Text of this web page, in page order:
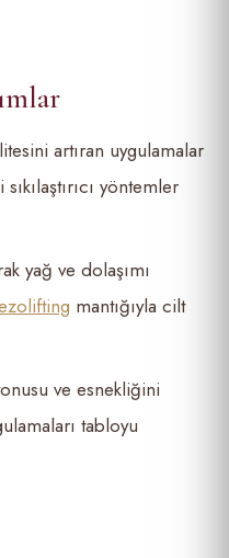
artıran uygulamalar
yöntemler
yağ ve dolaşımı
mantığıyla cilt
ve esnekliğini
tabloyu